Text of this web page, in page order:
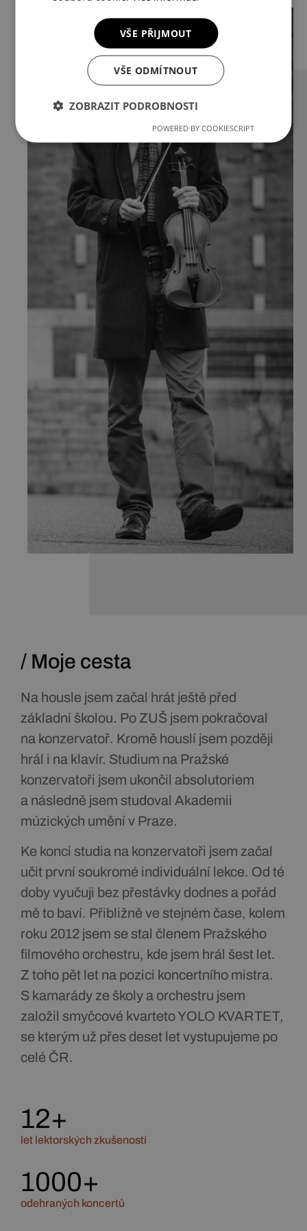
/ Moje cesta
Na housle jsem začal hrát ještě před
základní školou. Po ZUŠ jsem pokračoval
na konzervatoř. Kromě houslí jsem později
hrál i na klavír. Studium na Pražské
konzervatoři jsem ukončil absolutoriem
a následně jsem studoval Akademii
múzických umění v Praze.
Ke konci studia na konzervatoři jsem začal
učit první soukromé individuální lekce. Od té
doby vyučuji bez přestávky dodnes a pořád
mě to baví. Přibližně ve stejném čase, kolem
roku 2012 jsem se stal členem Pražského
filmového orchestru, kde jsem hrál šest let.
Z toho pět let na pozici koncertního mistra.
S kamarády ze školy a orchestru jsem
založil smyčcové kvarteto YOLO KVARTET,
se kterým už přes deset let vystupujeme po
celé ČR.
let lektorských zkušeností
12+
odehraných koncertů
1000+
VŠE PŘIJMOUT
VŠE ODMÍTNOUT
ZOBRAZIT PODROBNOSTI
POWERED BY COOKIESCRIPT